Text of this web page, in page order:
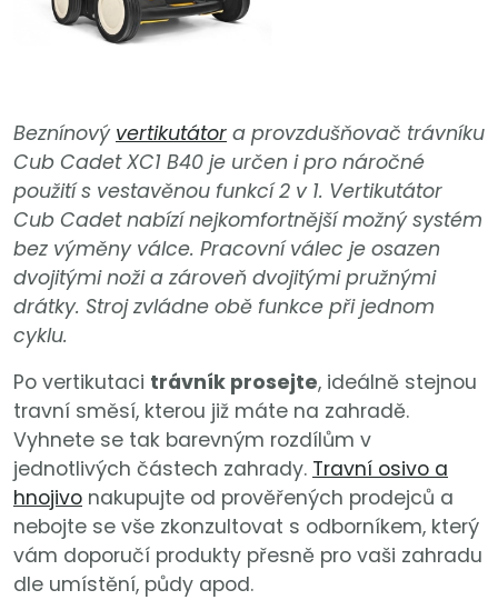
Beznínový vertikutátor a provzdušňovač trávníku
Cub Cadet XC1 B40 je určen i pro náročné
použití s vestavěnou funkcí 2 v 1. Vertikutátor
Cub Cadet nabízí nejkomfortnější možný systém
bez výměny válce. Pracovní válec je osazen
dvojitými noži a zároveň dvojitými pružnými
drátky. Stroj zvládne obě funkce při jednom
cyklu.
Po vertikutaci trávník prosejte, ideálně stejnou
travní směsí, kterou již máte na zahradě.
Vyhnete se tak barevným rozdílům v
jednotlivých částech zahrady. Travní osivo a
hnojivo nakupujte od prověřených prodejců a
nebojte se vše zkonzultovat s odborníkem, který
vám doporučí produkty přesně pro vaši zahradu
dle umístění, půdy apod.